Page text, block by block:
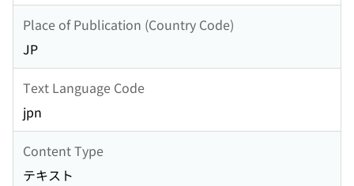
Place of Publication (Country Code)
JP
Text Language Code
jpn
Content Type
テキスト